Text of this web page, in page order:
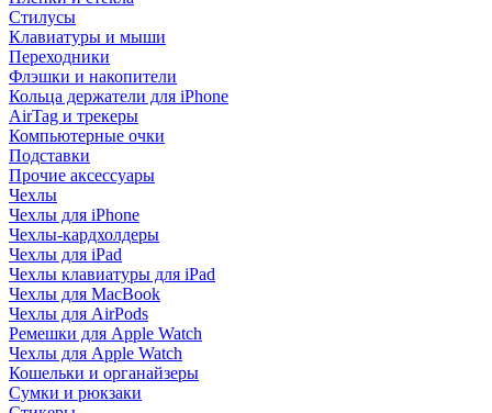
Стилусы
Клавиатуры и мыши
Переходники
Флэшки и накопители
Кольца держатели для iPhone
AirTag и трекеры
Компьютерные очки
Подставки
Прочие аксессуары
Чехлы
Чехлы для iPhone
Чехлы-кардхолдеры
Чехлы для iPad
Чехлы клавиатуры для iPad
Чехлы для MacBook
Чехлы для AirPods
Ремешки для Apple Watch
Чехлы для Apple Watch
Кошельки и органайзеры
Сумки и рюкзаки